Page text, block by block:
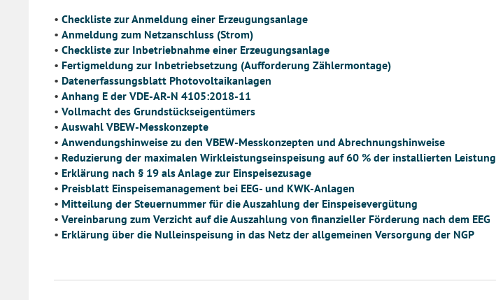
• Checkliste zur Anmeldung einer Erzeugungsanlage
• Anmeldung zum Netzanschluss (Strom)
• Checkliste zur Inbetriebnahme einer Erzeugungsanlage
• Fertigmeldung zur Inbetriebsetzung (Aufforderung Zählermontage)
• Datenerfassungsblatt Photovoltaikanlagen
• Anhang E der VDE-AR-N 4105:2018-11
• Vollmacht des Grundstückseigentümers
• Auswahl VBEW-Messkonzepte
• Anwendungshinweise zu den VBEW-Messkonzepten und Abrechnungshinweise
• Reduzierung der maximalen Wirkleistungseinspeisung auf 60 % der installierten Leistung
• Erklärung nach § 19 als Anlage zur Einspeisezusage
• Preisblatt Einspeisemanagement bei EEG- und KWK-Anlagen
• Mitteilung der Steuernummer für die Auszahlung der Einspeisevergütung
• Vereinbarung zum Verzicht auf die Auszahlung von finanzieller Förderung nach dem EEG
• Erklärung über die Nulleinspeisung in das Netz der allgemeinen Versorgung der NGP